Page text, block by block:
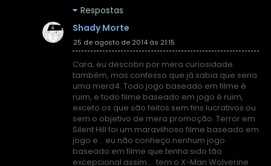
Respostas
Shady Morte
25 de agosto de 2014 às 21:15
Cara, eu descobri por mera curiosidade
também, mas confesso que já sabia que seria
uma merd4. Todo jogo baseado em filme é
ruim, e todo filme baseado em jogo é ruim,
exceto os que são feitos sem fins lucrativos ou
sem o objetivo de mera promoção. Terror em
Silent Hill foi um maravilhoso filme baseado em
jogo e... eu não conheço nenhum jogo
baseado em filme que tenha sido tão
excepcional assim.... tem o X-Man Wolverine